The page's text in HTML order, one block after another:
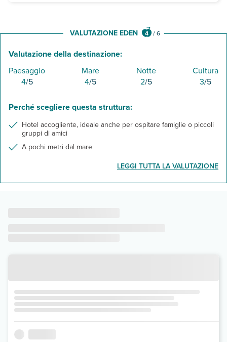
- Escursione notturna in barca dell'isola di Lampedusa
VALUTAZIONE EDEN 4 /6
Valutazione della destinazione:
Paesaggio
4/5
Mare
4/5
Notte
2/5
Cultura
3/5
Perché scegliere questa struttura:
Hotel accogliente, ideale anche per ospitare famiglie o piccoli
gruppi di amici
A pochi metri dal mare
LEGGI TUTTA LA VALUTAZIONE